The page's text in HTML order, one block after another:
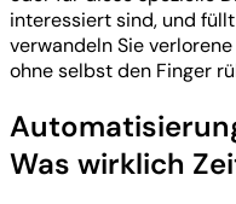
interessiert sind, und
verwandeln Sie
ohne selbst den Finger
Was wirklich